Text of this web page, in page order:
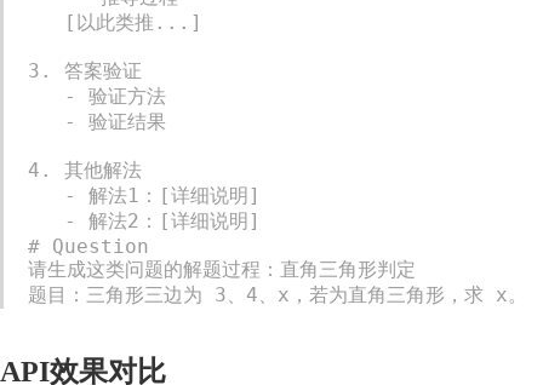
3. 答案验证
4. 其他解法
# Question
请生成这类问题的解题过程：直角三角形判定
题目：三角形三边为 3、4、x，若为直角三角形，求 x。
API效果对比